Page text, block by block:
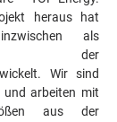
heraus hat
als
der
Wir sind
und arbeiten mit
aus der